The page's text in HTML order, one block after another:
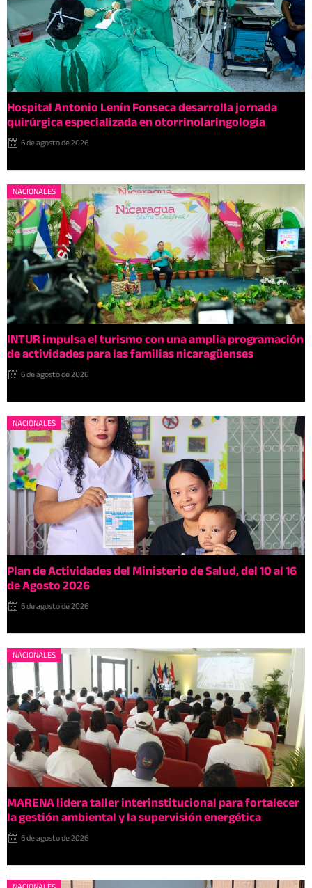
Hospital Antonio Lenín Fonseca desarrolla jornada
quirúrgica especializada en otorrinolaringología
6 de agosto de 2026
NACIONALES
INTUR impulsa el turismo con una amplia programación
de actividades para las familias nicaragüenses
6 de agosto de 2026
NACIONALES
Plan de Actividades del Ministerio de Salud, del 10 al 16
de Agosto 2026
6 de agosto de 2026
NACIONALES
MARENA lidera taller interinstitucional para fortalecer
la gestión ambiental y la supervisión energética
6 de agosto de 2026